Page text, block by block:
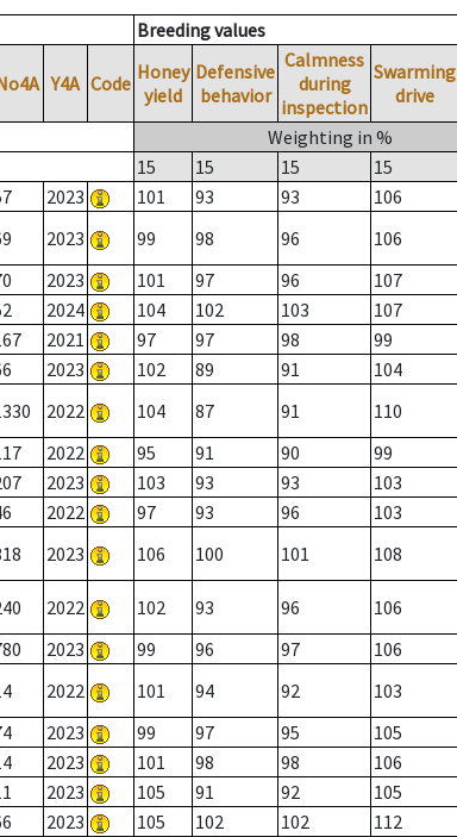
Breeding values
Y4A Code Honey
yield
Defensive
behavior
Calmness
during
inspection
Swarming
drive
Weighting in %
15
15 15 15
2023 101 93 93 106
2023 99 98 96 106
2023 101 97 96 107
2024 104 102 103 107
2021 97 97 98 99
2023 102 89 91 104
2022 104 87 91 110
2022 95 91 90 99
2023 103 93 93 103
2022 97 93 96 103
2023 106 100 101 108
2022 102 93 96 106
2023 99 96 97 106
2022 101 94 92 103
2023 99 97 95 105
2023 101 98 98 106
2023 105 91 92 105
2023 105 102 102 112